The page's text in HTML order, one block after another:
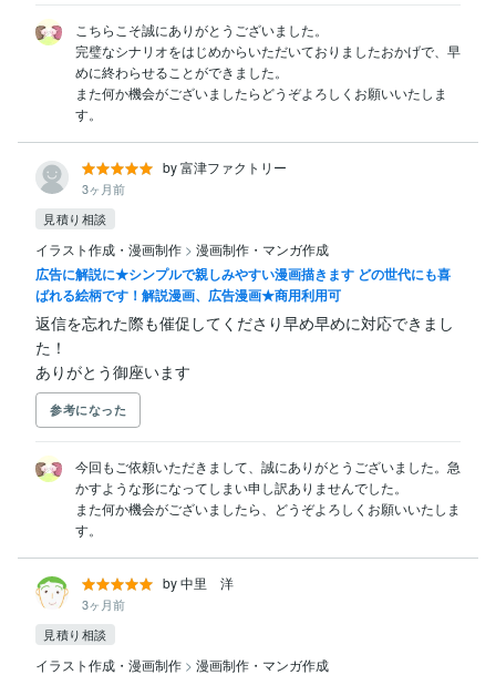
こちらこそ誠にありがとうございました。
完璧なシナリオをはじめからいただいておりましたおかげで、早
めに終わらせることができました。
また何か機会がございましたらどうぞよろしくお願いいたしま
す。
by 富津ファクトリー
3ヶ月前
見積り相談
イラスト作成・漫画制作 > 漫画制作・マンガ作成
広告に解説に★シンプルで親しみやすい漫画描きます どの世代にも喜
ばれる絵柄です！解説漫画、広告漫画★商用利用可
返信を忘れた際も催促してくださり早め早めに対応できまし
た！
ありがとう御座います
参考になった
今回もご依頼いただきまして、誠にありがとうございました。急
かすような形になってしまい申し訳ありませんでした。
また何か機会がございましたら、どうぞよろしくお願いいたしま
す。
by 中里 洋
3ヶ月前
見積り相談
イラスト作成・漫画制作 > 漫画制作・マンガ作成